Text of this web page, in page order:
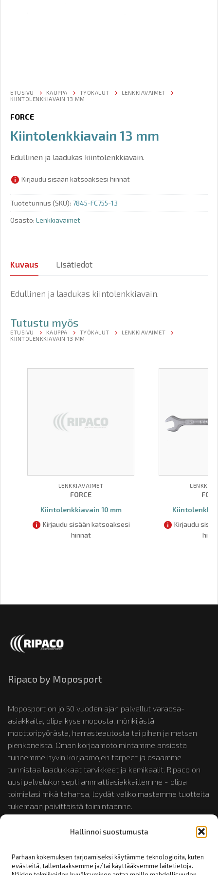
Hallinnoi suostumusta
Parhaan kokemuksen tarjoamiseksi käytämme teknologioita, kuten
evästeitä, tallentaaksemme ja/tai käyttääksemme laitetietoja.
ETUSIVU KAUPPA TYÖKALUT
LENKKIAVAIMET
KIINTOLENKKIAVAIN 13 MM
FORCE
Kiintolenkkiavain 13 mm
Edullinen ja laadukas kiintolenkkiavain.
Kirjaudu sisään katsoaksesi hinnat
Tuotetunnus (SKU): 7845-FC755-13
Osasto: Lenkkiavaimet
Kuvaus Lisätiedot
Edullinen ja laadukas kiintolenkkiavain.
Tutustu myös
ETUSIVU KAUPPA TYÖKALUT
LENKKIAVAIMET
KIINTOLENKKIAVAIN 13 MM
LENKKIAVAIMET
FORCE
Kiintolenkkiavain 10 mm
Kirjaudu sisään katsoaksesi
hinnat
Kirjaudu
Ripaco by Moposport
Moposport on jo 50 vuoden ajan palvellut varaosa-
asiakkaita, olipa kyse moposta, mönkijästä,
moottoripyörästä, harrasteautosta tai pihan ja metsän
pienkoneista. Oman korjaamotoimintamme ansiosta
tunnemme hyvin korjaamojen tarpeet ja osaamme
tunnistaa laadukkaat tarvikkeet ja kemikaalit. Ripaco on
uusi palvelukonsepti ammattiasiakkaillemme - olipa
toimialasi mikä tahansa, löydät valikoimastamme tuotteita
tukemaan päivittäistä toimintaanne.
mopotukku.fijamoposport.fi